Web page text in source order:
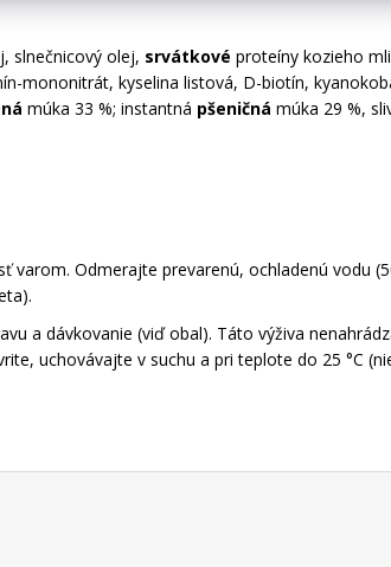
slnečnicový olej, srvátkové proteíny kozieho
kyselina listová, D-biotín,
múka 33 %; instantná pšeničná múka 29 %,
varom. Odmerajte prevarenú, ochladenú vodu
a dávkovanie (viď obal). Táto výživa
uchovávajte v suchu a pri teplote do 25 °C